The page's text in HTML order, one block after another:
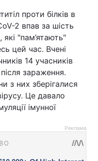
проти білків в
2 впав за шість
які "пам’ятають"
цей час. Вчені
14 учасників
зараження.
з них зберігалися
Це давало
імунної
Реклама